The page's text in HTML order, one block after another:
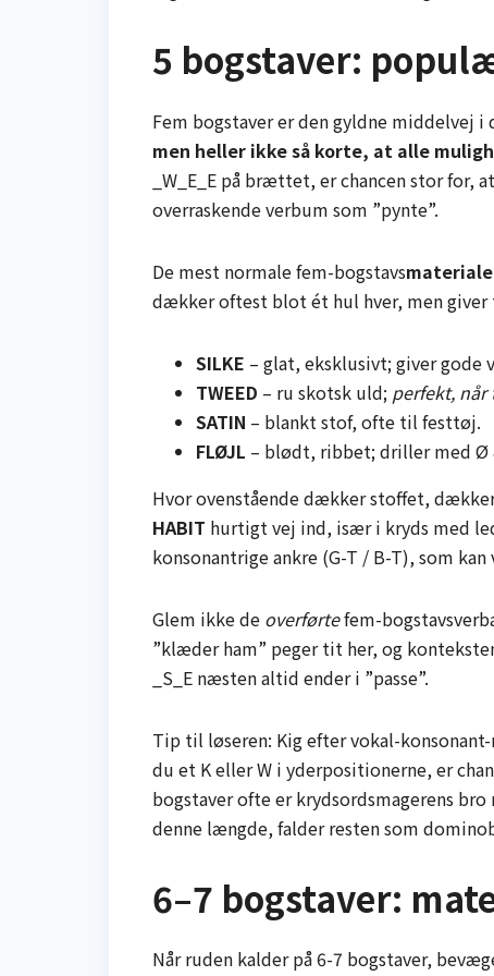
5 bogstaver:
Fem bogstaver er den gyldne middelvej i
men heller ikke så korte, at alle
_W_E_E på brættet, er chancen stor for,
overraskende verbum som ”pynte”.
De mest normale fem-bogstavs
dækker oftest blot ét hul hver, men giver
SILKE – glat, eksklusivt; giver gode
TWEED – ru skotsk uld; perfekt, når
SATIN – blankt stof, ofte til festtøj.
FLØJL – blødt, ribbet; driller med Ø
Hvor ovenstående dækker stoffet,
HABIT hurtigt vej ind, især i kryds med
konsonantrige ankre (G-T / B-T), som
Glem ikke de overførtefem-
”klæder ham” peger tit her, og
_S_E næsten altid ender i ”passe”.
Tip til løseren: Kig efter vokal-
du et K eller W i yderpositionerne, er
bogstaver ofte er krydsordsmagerens
denne længde, falder resten som
6–7 bogstaver:
Når ruden kalder på 6-7 bogstaver,